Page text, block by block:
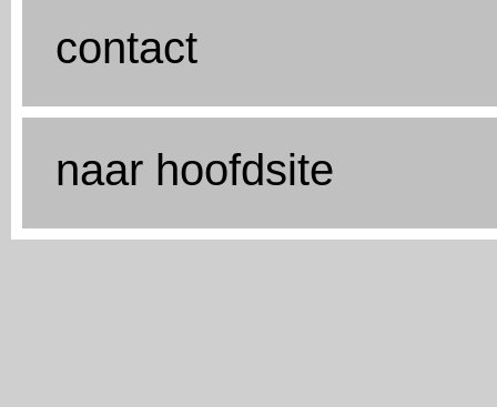
contact
naar hoofdsite